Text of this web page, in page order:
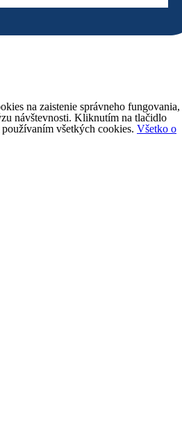
na zaistenie správneho fungovania,
návštevnosti. Kliknutím na tlačidlo
všetkých cookies. Všetko o